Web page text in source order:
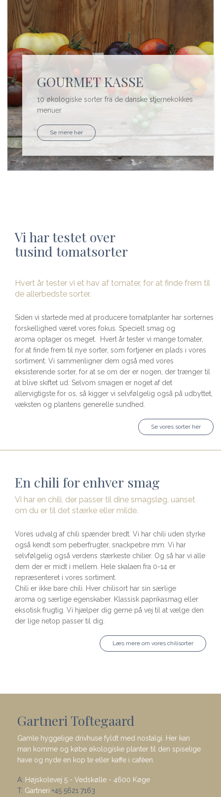
GOURMET KASSE
10 økologiske sorter fra de danske stjernekokkes
menuer
Se mere her
Vi har testet over
tusind tomatsorter
Hvert år tester vi et hav af tomater, for at finde frem til
de allerbedste sorter.
Siden vi startede med at producere tomatplanter har sorternes
forskellighed været vores fokus. Specielt smag og
aroma optager os meget. Hvert år tester vi mange tomater,
for at finde frem til nye sorter, som fortjener en plads i vores
sortiment. Vi sammenligner dem også med vores
eksisterende sorter, for at se om der er nogen, der trænger til
at blive skiftet ud. Selvom smagen er noget af det
allervigtigste for os, så kigger vi selvfølgelig også på udbyttet,
væksten og plantens generelle sundhed.
Se vores sorter her
En chili for enhver smag
Vi har en chili, der passer til dine smagsløg, uanset
om du er til det stærke eller milde.
Vores udvalg af chili spænder bredt. Vi har chili uden styrke
også kendt som peberfrugter, snackpebre mm. Vi har
selvfølgelig også verdens stærkeste chilier. Og så har vi alle
dem der er midt i mellem. Hele skalaen fra 0-14 er
repræsenteret i vores sortiment.
Chili er ikke bare chili. Hver chilisort har sin særlige
aroma og særlige egenskaber. Klassisk paprikasmag eller
eksotisk frugtig. Vi hjælper dig gerne på vej til at vælge den
der lige netop passer til dig.
Læs mere om vores chilisorter
Gartneri Toftegaard
Gamle hyggelige drivhuse fyldt med nostalgi. Her kan
man komme og købe økologiske planter til den spiselige
have og nyde en kop te eller kaffe i caféen.
A: Højskolevej 5 - Vedskølle - 4600 Køge
T: Gartneri +45 5621 7163